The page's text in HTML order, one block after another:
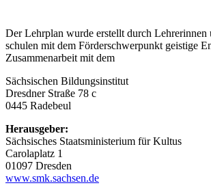
Der Lehrplan wurde erstellt durch Lehrerinnen
schulen mit dem Förderschwerpunkt geistige
Zusammenarbeit mit dem
Sächsischen Bildungsinstitut
Dresdner Straße 78 c
0445 Radebeul
Herausgeber:
Sächsisches Staatsministerium für Kultus
Carolaplatz 1
01097 Dresden
www.smk.sachsen.de